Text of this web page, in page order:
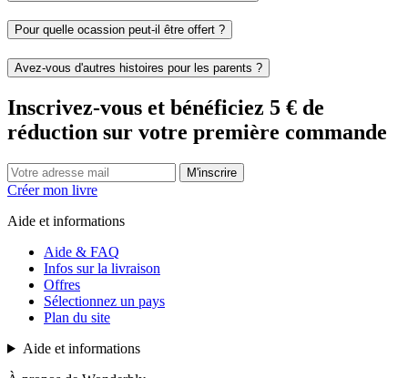
Pour quelle ocassion peut-il être offert ?
Avez-vous d'autres histoires pour les parents ?
Inscrivez-vous et bénéficiez 5 € de
réduction sur votre première commande
M'inscrire
Créer mon livre
Aide et informations
Aide & FAQ
Infos sur la livraison
Offres
Sélectionnez un pays
Plan du site
Aide et informations